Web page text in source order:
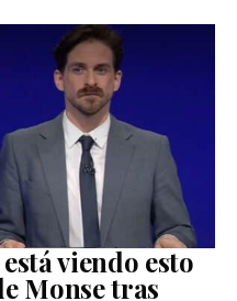
viendo esto
Monse tras